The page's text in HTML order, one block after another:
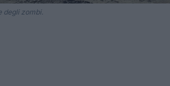
degli zombi.